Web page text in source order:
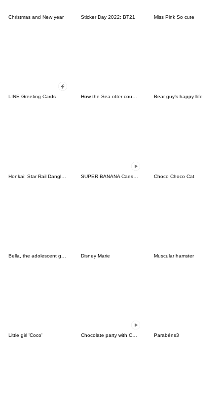
Christmas and New year Sticker Day 2022: BT21 Miss Pink So cute
LINE Greeting Cards How the Sea otter couple feel(revision2) Bear guy's happy llife
Choco Choco Cat
Disney Marie Muscular hamster
Little girl 'Coco' Chocolate party with Chocu:3D ver.01 Parabéns3